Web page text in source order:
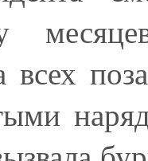
всех